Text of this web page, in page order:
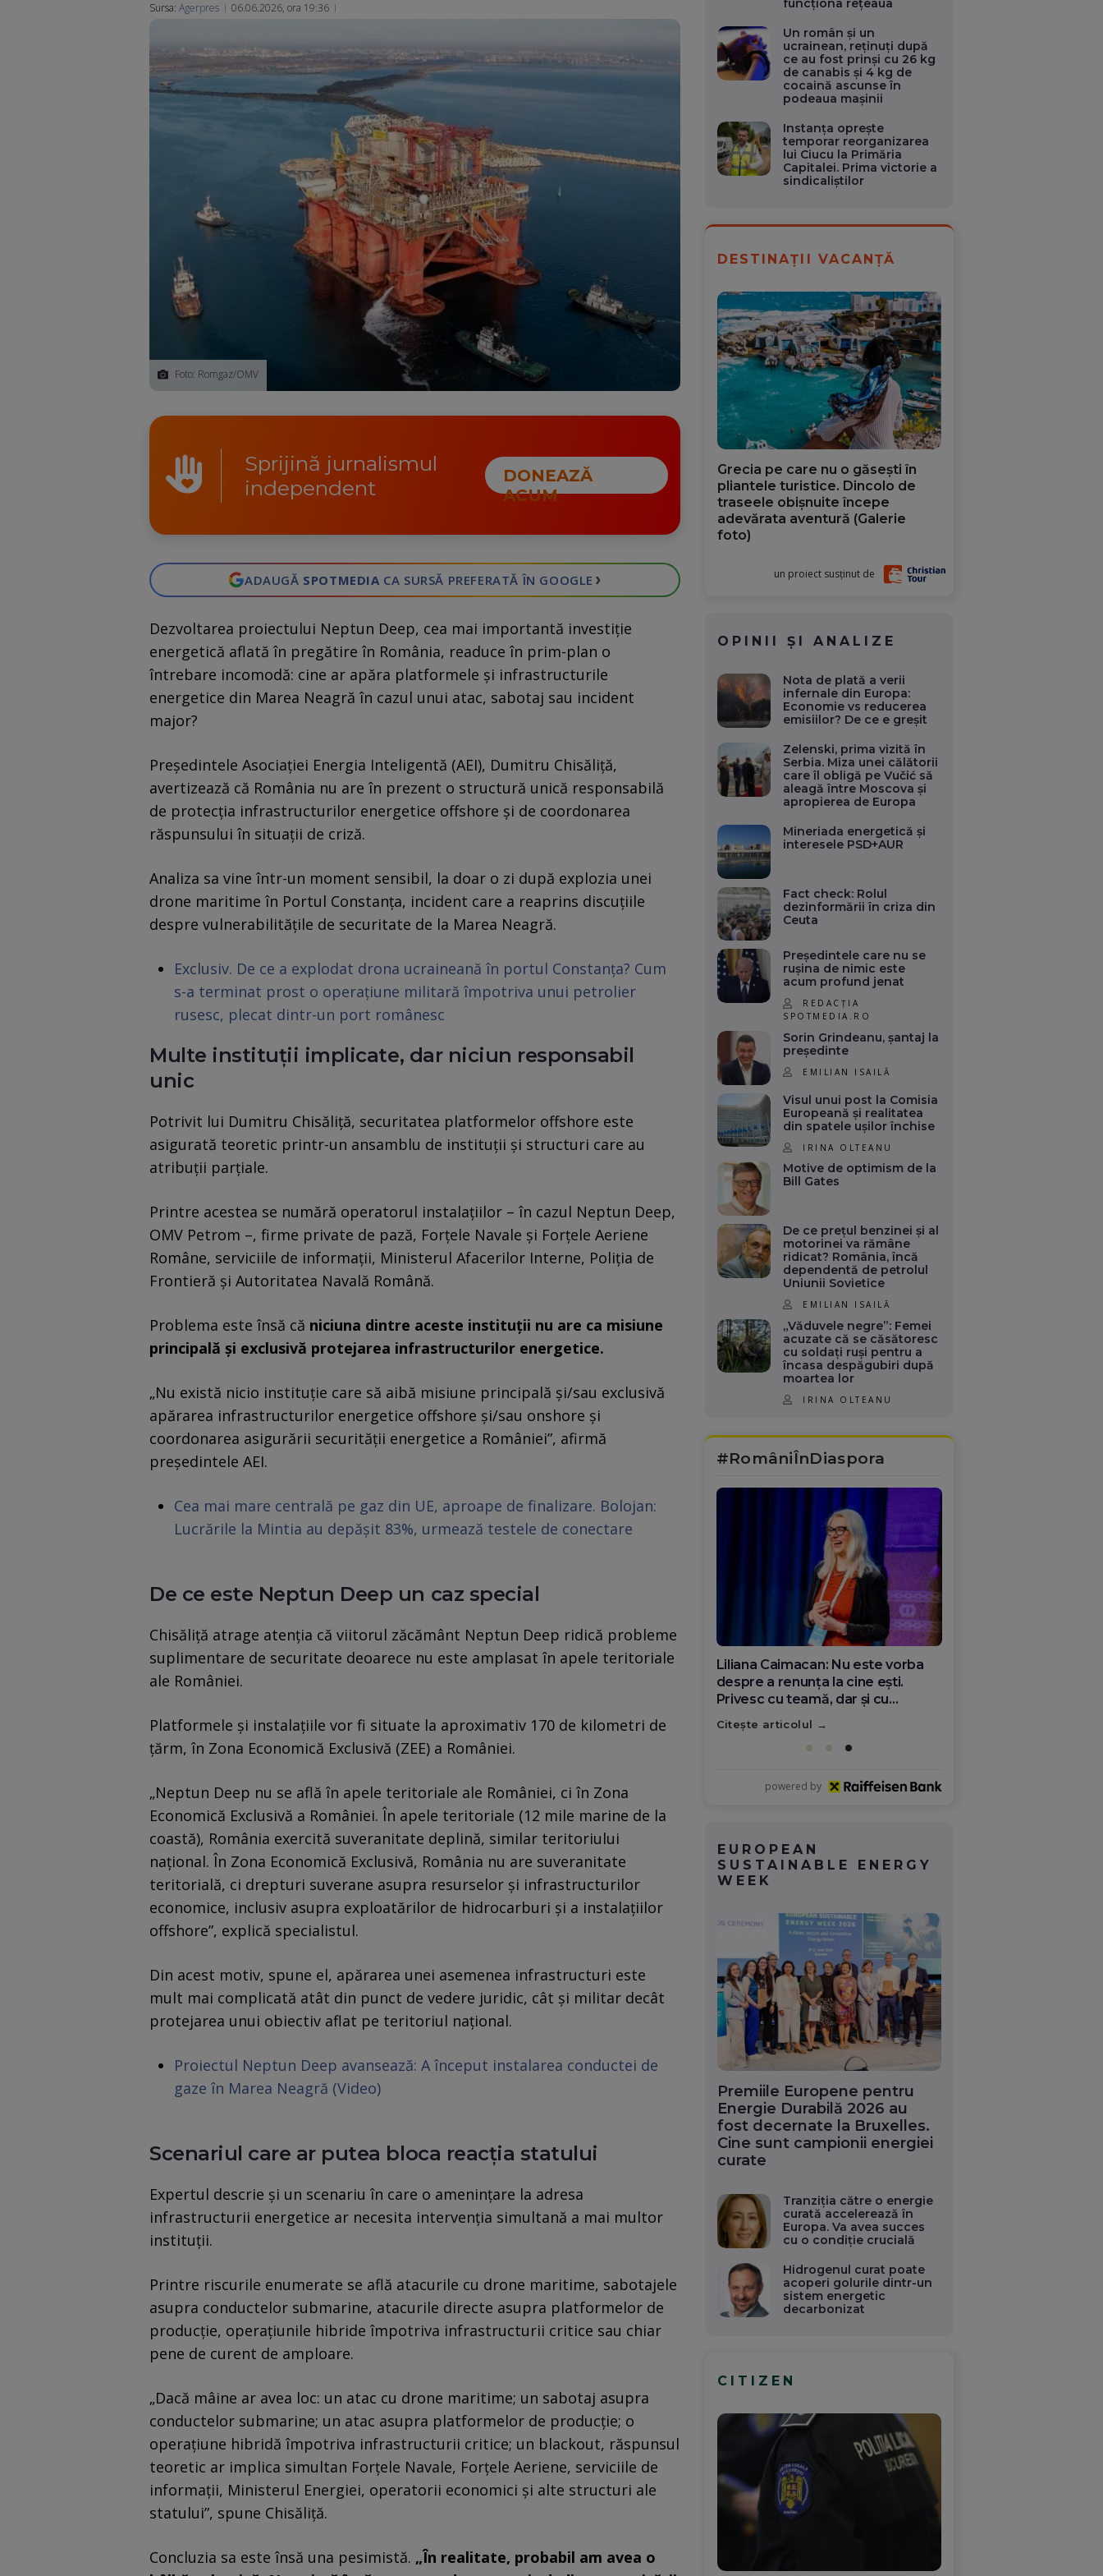
Sursa: Agerpres 06.06.2026, ora 19:36
Foto: Romgaz/OMV
Sprijină jurnalismul
independent
DONEAZĂ
ACUM
ADAUGĂ SPOTMEDIA CA SURSĂ PREFERATĂ ÎN GOOGLE ›
Dezvoltarea proiectului Neptun Deep, cea mai importantă investiție
energetică aflată în pregătire în România, readuce în prim-plan o
întrebare incomodă: cine ar apăra platformele și infrastructurile
energetice din Marea Neagră în cazul unui atac, sabotaj sau incident
major?
Președintele Asociației Energia Inteligentă (AEI), Dumitru Chisăliță,
avertizează că România nu are în prezent o structură unică responsabilă
de protecția infrastructurilor energetice offshore și de coordonarea
răspunsului în situații de criză.
Analiza sa vine într-un moment sensibil, la doar o zi după explozia unei
drone maritime în Portul Constanța, incident care a reaprins discuțiile
despre vulnerabilitățile de securitate de la Marea Neagră.
Exclusiv. De ce a explodat drona ucraineană în portul Constanța? Cum
s-a terminat prost o operațiune militară împotriva unui petrolier
rusesc, plecat dintr-un port românesc
Multe instituții implicate, dar niciun responsabil
unic
Potrivit lui Dumitru Chisăliță, securitatea platformelor offshore este
asigurată teoretic printr-un ansamblu de instituții și structuri care au
atribuții parțiale.
Printre acestea se numără operatorul instalațiilor – în cazul Neptun Deep,
OMV Petrom –, firme private de pază, Forțele Navale și Forțele Aeriene
Române, serviciile de informații, Ministerul Afacerilor Interne, Poliția de
Frontieră și Autoritatea Navală Română.
Problema este însă că niciuna dintre aceste instituții nu are ca misiune
principală și exclusivă protejarea infrastructurilor energetice.
„Nu există nicio instituție care să aibă misiune principală și/sau exclusivă
apărarea infrastructurilor energetice offshore și/sau onshore și
coordonarea asigurării securității energetice a României”, afirmă
președintele AEI.
Cea mai mare centrală pe gaz din UE, aproape de finalizare. Bolojan:
Lucrările la Mintia au depășit 83%, urmează testele de conectare
De ce este Neptun Deep un caz special
Chisăliță atrage atenția că viitorul zăcământ Neptun Deep ridică probleme
suplimentare de securitate deoarece nu este amplasat în apele teritoriale
ale României.
Platformele și instalațiile vor fi situate la aproximativ 170 de kilometri de
țărm, în Zona Economică Exclusivă (ZEE) a României.
„Neptun Deep nu se află în apele teritoriale ale României, ci în Zona
Economică Exclusivă a României. În apele teritoriale (12 mile marine de la
coastă), România exercită suveranitate deplină, similar teritoriului
național. În Zona Economică Exclusivă, România nu are suveranitate
teritorială, ci drepturi suverane asupra resurselor și infrastructurilor
economice, inclusiv asupra exploatărilor de hidrocarburi și a instalațiilor
offshore”, explică specialistul.
Din acest motiv, spune el, apărarea unei asemenea infrastructuri este
mult mai complicată atât din punct de vedere juridic, cât și militar decât
protejarea unui obiectiv aflat pe teritoriul național.
Proiectul Neptun Deep avansează: A început instalarea conductei de
gaze în Marea Neagră (Video)
Scenariul care ar putea bloca reacția statului
Expertul descrie și un scenariu în care o amenințare la adresa
infrastructurii energetice ar necesita intervenția simultană a mai multor
instituții.
Printre riscurile enumerate se află atacurile cu drone maritime, sabotajele
asupra conductelor submarine, atacurile directe asupra platformelor de
producție, operațiunile hibride împotriva infrastructurii critice sau chiar
pene de curent de amploare.
„Dacă mâine ar avea loc: un atac cu drone maritime; un sabotaj asupra
conductelor submarine; un atac asupra platformelor de producție; o
operațiune hibridă împotriva infrastructurii critice; un blackout, răspunsul
teoretic ar implica simultan Forțele Navale, Forțele Aeriene, serviciile de
informații, Ministerul Energiei, operatorii economici și alte structuri ale
statului”, spune Chisăliță.
Concluzia sa este însă una pesimistă. „În realitate, probabil am avea o
funcționa rețeaua
Un român și un
ucrainean, reținuți după
ce au fost prinși cu 26 kg
de canabis și 4 kg de
cocaină ascunse în
podeaua mașinii
Instanța oprește
temporar reorganizarea
lui Ciucu la Primăria
Capitalei. Prima victorie a
sindicaliștilor
DESTINAȚII VACANȚĂ
Grecia pe care nu o găsești în
pliantele turistice. Dincolo de
traseele obișnuite începe
adevărata aventură (Galerie
foto)
un proiect susținut de
OPINII ȘI ANALIZE
Nota de plată a verii
infernale din Europa:
Economie vs reducerea
emisiilor? De ce e greșit
Zelenski, prima vizită în
Serbia. Miza unei călătorii
care îl obligă pe Vučić să
aleagă între Moscova și
apropierea de Europa
Mineriada energetică și
interesele PSD+AUR
Fact check: Rolul
dezinformării în criza din
Ceuta
Președintele care nu se
rușina de nimic este
acum profund jenat
REDACȚIA
SPOTMEDIA.RO
Sorin Grindeanu, șantaj la
președinte
EMILIAN ISAILĂ
Visul unui post la Comisia
Europeană și realitatea
din spatele ușilor închise
IRINA OLTEANU
Motive de optimism de la
Bill Gates
De ce prețul benzinei și al
motorinei va rămâne
ridicat? România, încă
dependentă de petrolul
Uniunii Sovietice
EMILIAN ISAILĂ
„Văduvele negre”: Femei
acuzate că se căsătoresc
cu soldați ruși pentru a
încasa despăgubiri după
moartea lor
IRINA OLTEANU
#RomâniÎnDiaspora
Diana Olar, românca de la Google
care demonstrează că diaspora
poate schimba România
Citește articolul
powered by
EUROPEAN
SUSTAINABLE ENERGY
WEEK
Premiile Europene pentru
Energie Durabilă 2026 au
fost decernate la Bruxelles.
Cine sunt campionii energiei
curate
Tranziția către o energie
curată accelerează în
Europa. Va avea succes
cu o condiție crucială
Hidrogenul curat poate
acoperi golurile dintr-un
sistem energetic
decarbonizat
CITIZEN